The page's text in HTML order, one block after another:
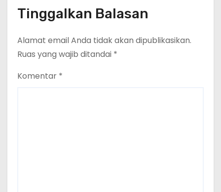
Cakrawala Tv Meminta Pemda
Lamsel Bertindak
Tinggalkan Balasan
Alamat email Anda tidak akan dipublikasikan.
Ruas yang wajib ditandai *
Komentar *